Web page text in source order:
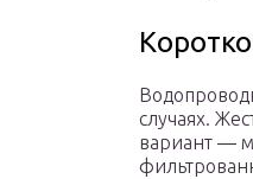
случаях.
вариант —